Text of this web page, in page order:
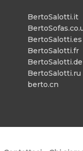
BertoSalotti.it
BertoSalotti.es
BertoSalotti.fr
BertoSalotti.de
BertoSalotti.ru
berto.cn